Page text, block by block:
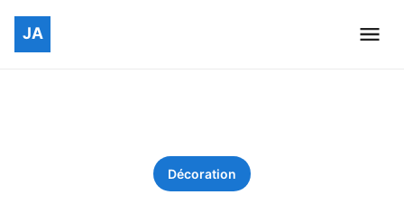
Décoration